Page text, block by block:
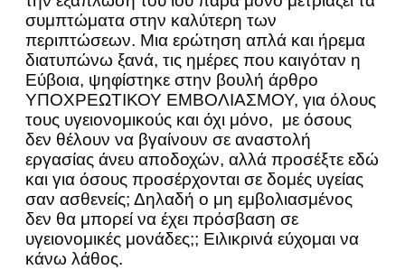
συμπτώματα στην καλύτερη των
περιπτώσεων. Μια ερώτηση απλά και ήρεμα
διατυπώνω ξανά, τις ημέρες που καιγόταν η
Εύβοια, ψηφίστηκε στην βουλή άρθρο
ΥΠΟΧΡΕΩΤΙΚΟΥ ΕΜΒΟΛΙΑΣΜΟΥ, για όλους
τους υγειονομικούς και όχι μόνο, με όσους
δεν θέλουν να βγαίνουν σε αναστολή
εργασίας άνευ αποδοχών, αλλά προσέξτε εδώ
και για όσους προσέρχονται σε δομές υγείας
σαν ασθενείς; Δηλαδή ο μη εμβολιασμένος
δεν θα μπορεί να έχει πρόσβαση σε
υγειονομικές μονάδες​​​;; Ειλικρινά εύχομαι να
κάνω λάθος.